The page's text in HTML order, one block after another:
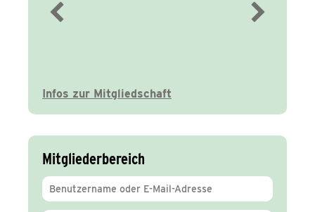
Infos zur Mitgliedschaft
Mitgliederbereich